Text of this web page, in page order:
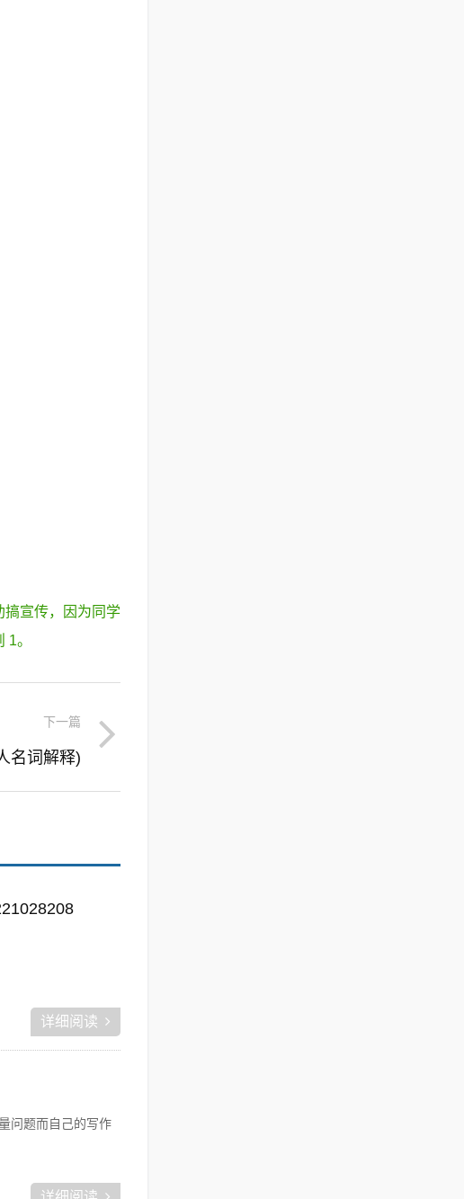
搞宣传，因为同学
。
下一篇
名词解释)
详细阅读
问题而自己的写作